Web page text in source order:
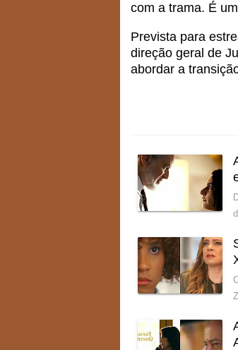
com a trama. É
Prevista para
direção geral de
abordar a